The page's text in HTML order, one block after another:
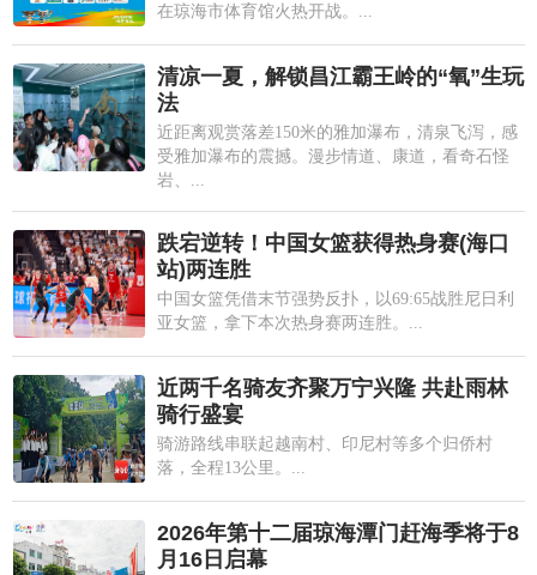
在琼海市体育馆火热开战。...
清凉一夏，解锁昌江霸王岭的“氧”生玩
法
近距离观赏落差150米的雅加瀑布，清泉飞泻，感
受雅加瀑布的震撼。漫步情道、康道，看奇石怪
岩、...
跌宕逆转！中国女篮获得热身赛(海口
站)两连胜
中国女篮凭借末节强势反扑，以69:65战胜尼日利
亚女篮，拿下本次热身赛两连胜。...
近两千名骑友齐聚万宁兴隆 共赴雨林
骑行盛宴
骑游路线串联起越南村、印尼村等多个归侨村
落，全程13公里。...
2026年第十二届琼海潭门赶海季将于8
月16日启幕